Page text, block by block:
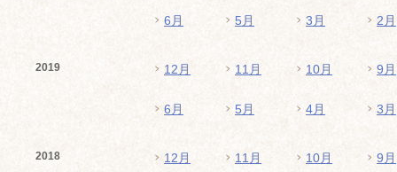
6月 5月 3月 2月
2019 12月 11月 10月 9月
6月 5月 4月 3月
2018 12月 11月 10月 9月